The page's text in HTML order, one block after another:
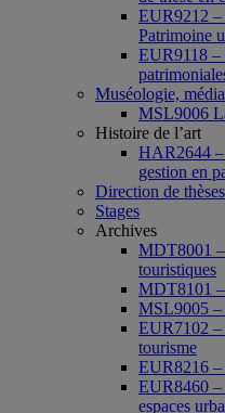
EUR9212 –
Patrimoine
EUR9118 –
Muséologie,
MSL9006
Histoire de l’art
HAR2644
gestion en
Direction de
Stages
Archives
MDT8001 –
touristiques
MDT8101
MSL9005 –
EUR7102 –
tourisme
EUR8216 –
EUR8460 –
espaces